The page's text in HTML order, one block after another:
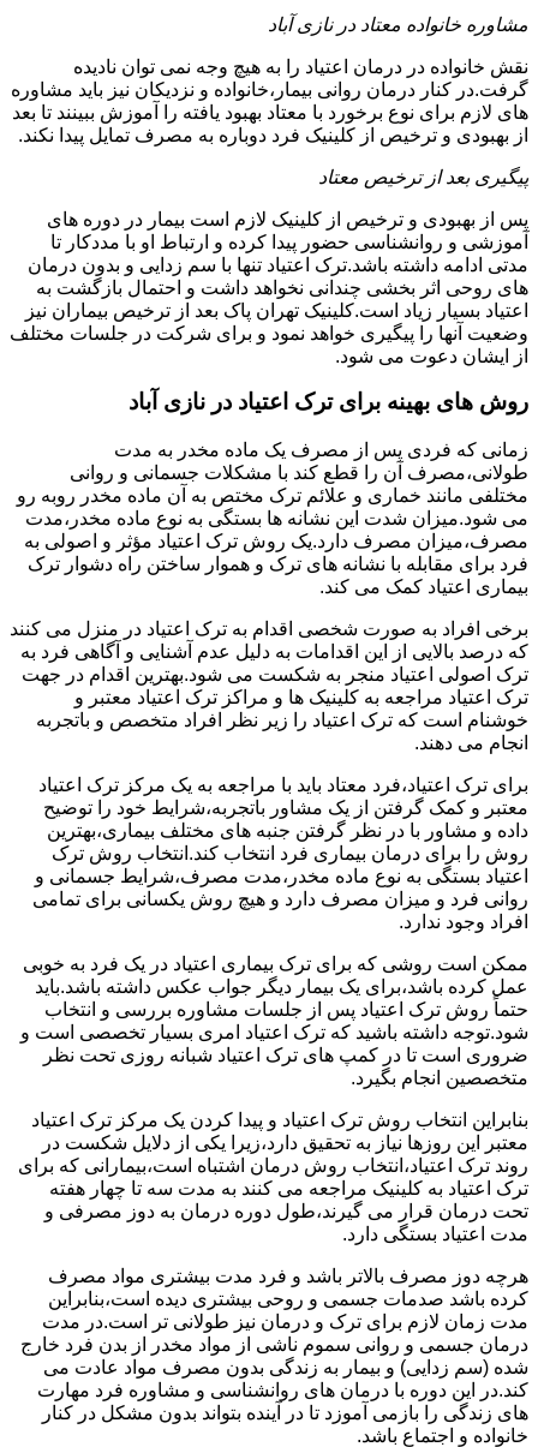
مشاوره خانواده معتاد در نازی آباد
نقش خانواده در درمان اعتیاد را به هیچ وجه نمی توان نادیده
گرفت.در کنار درمان روانی بیمار،خانواده و نزدیکان نیز باید مشاوره
های لازم برای نوع برخورد با معتاد بهبود یافته را آموزش ببینند تا بعد
از بهبودی و ترخیص از کلینیک فرد دوباره به مصرف تمایل پیدا نکند.
پیگیری بعد از ترخیص معتاد
پس از بهبودی و ترخیص از کلینیک لازم است بیمار در دوره های
آموزشی و روانشناسی حضور پیدا کرده و ارتباط او با مددکار تا
مدتی ادامه داشته باشد.ترک اعتیاد تنها با سم زدایی و بدون درمان
های روحی اثر بخشی چندانی نخواهد داشت و احتمال بازگشت به
اعتیاد بسیار زیاد است.کلینیک تهران پاک بعد از ترخیص بیماران نیز
وضعیت آنها را پیگیری خواهد نمود و برای شرکت در جلسات مختلف
از ایشان دعوت می شود.
روش های بهینه برای ترک اعتیاد در نازی آباد
زمانی که فردی پس از مصرف یک ماده مخدر به مدت
طولانی،مصرف آن را قطع کند با مشکلات جسمانی و روانی
مختلفی مانند خماری و علائم ترک مختص به آن ماده مخدر روبه رو
می شود.میزان شدت این نشانه ها بستگی به نوع ماده مخدر،مدت
مصرف،میزان مصرف دارد.یک روش ترک اعتیاد مؤثر و اصولی به
فرد برای مقابله با نشانه های ترک و هموار ساختن راه دشوار ترک
بیماری اعتیاد کمک می کند.
برخی افراد به صورت شخصی اقدام به ترک اعتیاد در منزل می کنند
که درصد بالایی از این اقدامات به دلیل عدم آشنایی و آگاهی فرد به
ترک اصولی اعتیاد منجر به شکست می شود.بهترین اقدام در جهت
ترک اعتیاد مراجعه به کلینیک ها و مراکز ترک اعتیاد معتبر و
خوشنام است که ترک اعتیاد را زیر نظر افراد متخصص و باتجربه
انجام می دهند.
برای ترک اعتیاد،فرد معتاد باید با مراجعه به یک مرکز ترک اعتیاد
معتبر و کمک گرفتن از یک مشاور باتجربه،شرایط خود را توضیح
داده و مشاور با در نظر گرفتن جنبه های مختلف بیماری،بهترین
روش را برای درمان بیماری فرد انتخاب کند.انتخاب روش ترک
اعتیاد بستگی به نوع ماده مخدر،مدت مصرف،شرایط جسمانی و
روانی فرد و میزان مصرف دارد و هیچ روش یکسانی برای تمامی
افراد وجود ندارد.
ممکن است روشی که برای ترک بیماری اعتیاد در یک فرد به خوبی
عمل کرده باشد،برای یک بیمار دیگر جواب عکس داشته باشد.باید
حتماً روش ترک اعتیاد پس از جلسات مشاوره بررسی و انتخاب
شود.توجه داشته باشید که ترک اعتیاد امری بسیار تخصصی است و
ضروری است تا در کمپ های ترک اعتیاد شبانه روزی تحت نظر
متخصصین انجام بگیرد.
بنابراین انتخاب روش ترک اعتیاد و پیدا کردن یک مرکز ترک اعتیاد
معتبر این روزها نیاز به تحقیق دارد،زیرا یکی از دلایل شکست در
روند ترک اعتیاد،انتخاب روش درمان اشتباه است،بیمارانی که برای
ترک اعتیاد به کلینیک مراجعه می کنند به مدت سه تا چهار هفته
تحت درمان قرار می گیرند،طول دوره درمان به دوز مصرفی و
مدت اعتیاد بستگی دارد.
هرچه دوز مصرف بالاتر باشد و فرد مدت بیشتری مواد مصرف
کرده باشد صدمات جسمی و روحی بیشتری دیده است،بنابراین
مدت زمان لازم برای ترک و درمان نیز طولانی تر است.در مدت
درمان جسمی و روانی سموم ناشی از مواد مخدر از بدن فرد خارج
شده (سم زدایی) و بیمار به زندگی بدون مصرف مواد عادت می
کند.در این دوره با درمان های روانشناسی و مشاوره فرد مهارت
های زندگی را بازمی آموزد تا در آینده بتواند بدون مشکل در کنار
خانواده و اجتماع باشد.